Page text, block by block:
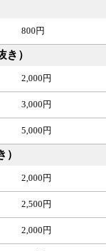
800円
）
2,000円
3,000円
5,000円
）
2,000円
2,500円
2,000円